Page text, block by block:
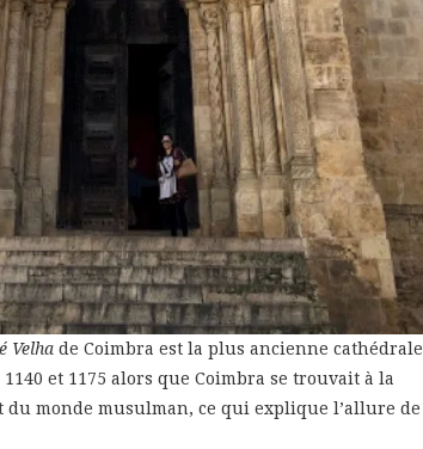
Velha de Coimbra est la plus ancienne cathédrale
et 1175 alors que Coimbra se trouvait à la
monde musulman, ce qui explique l’allure de